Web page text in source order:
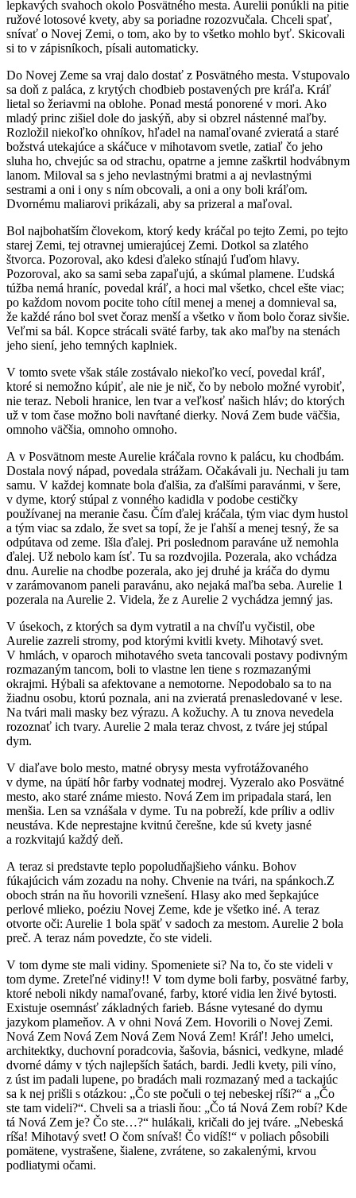
lepkavých svahoch okolo Posvätného mesta. Aurelii ponúkli na pitie
ružové lotosové kvety, aby sa poriadne rozozvučala. Chceli spať,
snívať o Novej Zemi, o tom, ako by to všetko mohlo byť. Skicovali
si to v zápisníkoch, písali automaticky.
Do Novej Zeme sa vraj dalo dostať z Posvätného mesta. Vstupovalo
sa doň z paláca, z krytých chodbieb postavených pre kráľa. Kráľ
lietal so žeriavmi na oblohe. Ponad mestá ponorené v mori. Ako
mladý princ zišiel dole do jaskýň, aby si obzrel nástenné maľby.
Rozložil niekoľko ohníkov, hľadel na namaľované zvieratá a staré
božstvá utekajúce a skáčuce v mihotavom svetle, zatiaľ čo jeho
sluha ho, chvejúc sa od strachu, opatrne a jemne zaškrtil hodvábnym
lanom. Miloval sa s jeho nevlastnými bratmi a aj nevlastnými
sestrami a oni i ony s ním obcovali, a oni a ony boli kráľom.
Dvornému maliarovi prikázali, aby sa prizeral a maľoval.
Bol najbohatším človekom, ktorý kedy kráčal po tejto Zemi, po tejto
starej Zemi, tej otravnej umierajúcej Zemi. Dotkol sa zlatého
štvorca. Pozoroval, ako kdesi ďaleko stínajú ľuďom hlavy.
Pozoroval, ako sa sami seba zapaľujú, a skúmal plamene. Ľudská
túžba nemá hraníc, povedal kráľ, a hoci mal všetko, chcel ešte viac;
po každom novom pocite toho cítil menej a menej a domnieval sa,
že každé ráno bol svet čoraz menší a všetko v ňom bolo čoraz sivšie.
Veľmi sa bál. Kopce strácali sväté farby, tak ako maľby na stenách
jeho siení, jeho temných kaplniek.
V tomto svete však stále zostávalo niekoľko vecí, povedal kráľ,
ktoré si nemožno kúpiť, ale nie je nič, čo by nebolo možné vyrobiť,
nie teraz. Neboli hranice, len tvar a veľkosť našich hláv; do ktorých
už v tom čase možno boli navŕtané dierky. Nová Zem bude väčšia,
omnoho väčšia, omnoho omnoho.
A v Posvätnom meste Aurelie kráčala rovno k palácu, ku chodbám.
Dostala nový nápad, povedala strážam. Očakávali ju. Nechali ju tam
samu. V každej komnate bola ďalšia, za ďalšími paravánmi, v šere,
v dyme, ktorý stúpal z vonného kadidla v podobe cestičky
používanej na meranie času. Čím ďalej kráčala, tým viac dym hustol
a tým viac sa zdalo, že svet sa topí, že je ľahší a menej tesný, že sa
odpútava od zeme. Išla ďalej. Pri poslednom paraváne už nemohla
ďalej. Už nebolo kam ísť. Tu sa rozdvojila. Pozerala, ako vchádza
dnu. Aurelie na chodbe pozerala, ako jej druhé ja kráča do dymu
v zarámovanom paneli paravánu, ako nejaká maľba seba. Aurelie 1
pozerala na Aurelie 2. Videla, že z Aurelie 2 vychádza jemný jas.
V úsekoch, z ktorých sa dym vytratil a na chvíľu vyčistil, obe
Aurelie zazreli stromy, pod ktorými kvitli kvety. Mihotavý svet.
V hmlách, v oparoch mihotavého sveta tancovali postavy podivným
rozmazaným tancom, boli to vlastne len tiene s rozmazanými
okrajmi. Hýbali sa afektovane a nemotorne. Nepodobalo sa to na
žiadnu osobu, ktorú poznala, ani na zvieratá prenasledované v lese.
Na tvári mali masky bez výrazu. A kožuchy. A tu znova nevedela
rozoznať ich tvary. Aurelie 2 mala teraz chvost, z tváre jej stúpal
dym.
V diaľave bolo mesto, matné obrysy mesta vyfrotážovaného
v dyme, na úpätí hôr farby vodnatej modrej. Vyzeralo ako Posvätné
mesto, ako staré známe miesto. Nová Zem im pripadala stará, len
menšia. Len sa vznášala v dyme. Tu na pobreží, kde príliv a odliv
neustáva. Kde neprestajne kvitnú čerešne, kde sú kvety jasné
a rozkvitajú každý deň.
A teraz si predstavte teplo popoludňajšieho vánku. Bohov
fúkajúcich vám zozadu na nohy. Chvenie na tvári, na spánkoch.Z
oboch strán na ňu hovorili vznešení. Hlasy ako med šepkajúce
perlové mlieko, poéziu Novej Zeme, kde je všetko iné. A teraz
otvorte oči: Aurelie 1 bola späť v sadoch za mestom. Aurelie 2 bola
preč. A teraz nám povedzte, čo ste videli.
V tom dyme ste mali vidiny. Spomeniete si? Na to, čo ste videli v
tom dyme. Zreteľné vidiny!! V tom dyme boli farby, posvätné farby,
ktoré neboli nikdy namaľované, farby, ktoré vidia len živé bytosti.
Existuje osemnásť základných farieb. Básne vytesané do dymu
jazykom plameňov. A v ohni Nová Zem. Hovorili o Novej Zemi.
Nová Zem Nová Zem Nová Zem Nová Zem! Kráľ! Jeho umelci,
architektky, duchovní poradcovia, šašovia, básnici, vedkyne, mladé
dvorné dámy v tých najlepších šatách, bardi. Jedli kvety, pili víno,
z úst im padali lupene, po bradách mali rozmazaný med a tackajúc
sa k nej prišli s otázkou: „Čo ste počuli o tej nebeskej ríši?“ a „Čo
ste tam videli?“. Chveli sa a triasli ňou: „Čo tá Nová Zem robí? Kde
tá Nová Zem je? Čo ste…?“ hulákali, kričali do jej tváre. „Nebeská
ríša! Mihotavý svet! O čom snívaš! Čo vidíš!“ v poliach pôsobili
pomätene, vystrašene, šialene, zvrátene, so zakalenými, krvou
podliatymi očami.